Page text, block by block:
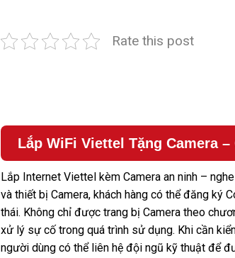
Rate this post
Lắp WiFi Viettel Tặng Camera
Lắp Internet Viettel kèm Camera an ninh –
và thiết bị Camera, khách hàng có thể đăng ký
thái. Không chỉ được trang bị Camera theo
xử lý sự cố trong quá trình sử dụng. Khi cần
người dùng có thể liên hệ đội ngũ kỹ thuật để